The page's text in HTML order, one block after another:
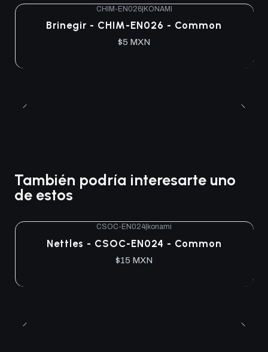
CHIM-EN026| KONAMI
Brinegir - CHIM-EN026 - Common
$5 MXN
También podría interesarte uno
de estos
CSOC-EN024 konami
Nettles - CSOC-EN024 - Common
$15 MXN